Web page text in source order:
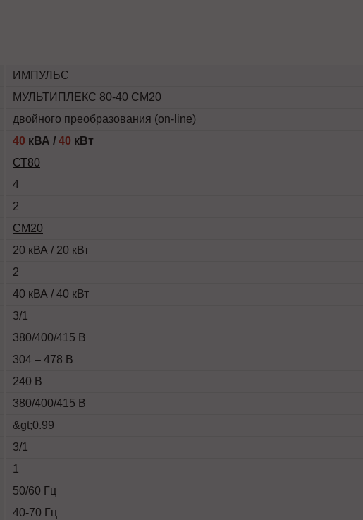
ИМПУЛЬС
МУЛЬТИПЛЕКС 80-40 СМ20
двойного преобразования (on-line)
40 кВА / 40 кВт
СТ80
4
2
СМ20
20 кВА / 20 кВт
2
40 кВА / 40 кВт
3/1
380/400/415 В
304 – 478 В
240 В
380/400/415 В
&gt;0.99
3/1
1
50/60 Гц
40-70 Гц